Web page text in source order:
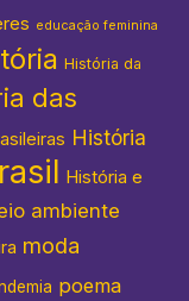
educação feminina
História da
das
História
História e
ambiente
moda
poema